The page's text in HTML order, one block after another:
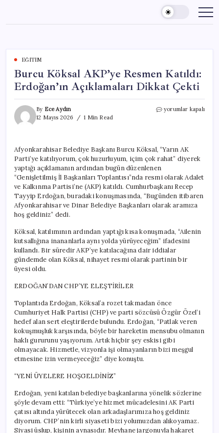
content
EĞITIM
Burcu Köksal AKP’ye Resmen Katıldı:
Erdoğan’ın Açıklamaları Dikkat Çekti
By Ece Aydın
12 Mayıs 2026
1 Min Read
Burcu
Erdoğan’ın
Açıklamaları
Çekti
yorumlar kapalı
Afyonkarahisar Belediye Başkanı Burcu Köksal, “Yarın AK
Parti’ye katılıyorum, çok huzurluyum, içim çok rahat” diyerek
yaptığı açıklamanın ardından bugün düzenlenen
“Genişletilmiş İl Başkanları Toplantısı”nda resmi olarak Adalet
ve Kalkınma Partisi’ne (AKP) katıldı. Cumhurbaşkanı Recep
Tayyip Erdoğan, buradaki konuşmasında, “Bugünden itibaren
Afyonkarahisar ve Dinar Belediye Başkanları olarak aramıza
hoş geldiniz” dedi.
Köksal, katılımının ardından yaptığı kısa konuşmada, “Ailenin
kutsallığına inananlarla aynı yolda yürüyeceğim” ifadesini
kullandı. Bir süredir AKP’ye katılacağına dair iddialar
gündemde olan Köksal, nihayet resmi olarak partinin bir
üyesi oldu.
ERDOĞAN’DAN CHP’YE ELEŞTİRİLER
Toplantıda Erdoğan, Köksal’a rozet takmadan önce
Cumhuriyet Halk Partisi (CHP) ve parti sözcüsü Özgür Özel’i
hedef alan sert eleştirilerde bulundu. Erdoğan, “Patlak veren
kokuşmuşluk karşısında, böyle bir hareketin mensubu olmanın
haklı gururunu yaşıyorum. Artık hiçbir şey eskisi gibi
olmayacak. Hizmetle, vizyonla işi olmayanların bizi meşgul
etmesine izin vermeyeceğiz” diye konuştu.
“YENİ ÜYELERE HOŞGELDİNİZ”
Erdoğan, yeni katılan belediye başkanlarına yönelik sözlerine
şöyle devam etti: “Türkiye’ye hizmet mücadelesini AK Parti
çatısı altında yürütecek olan arkadaşlarımıza hoş geldiniz
diyorum. CHP’nin kirli siyaseti bizi yolumuzdan alıkoyamaz.
Siyasi üslup, kişinin aynasıdır. Meyhane jargonuyla hakaret